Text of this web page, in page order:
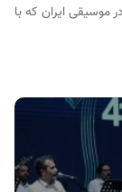
موسیقی ایران که با